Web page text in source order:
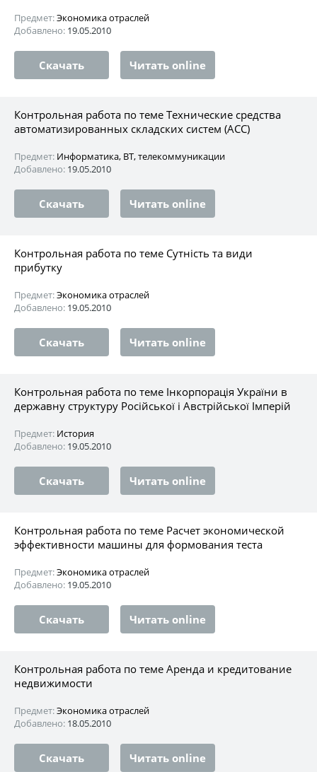
Предмет:Экономика отраслей
Добавлено: 19.05.2010
Скачать Читать online
Контрольная работа по теме Технические средства
автоматизированных складских систем (АСС)
Предмет: Информатика, ВТ, телекоммуникации
Добавлено: 19.05.2010
Скачать Читать online
Контрольная работа по теме Сутність та види
прибутку
Предмет:Экономика отраслей
Добавлено: 19.05.2010
Скачать Читать online
Контрольная работа по теме Інкорпорація України в
державну структуру Російської і Австрійської Імперій
Предмет: История
Добавлено: 19.05.2010
Скачать Читать online
Контрольная работа по теме Расчет экономической
эффективности машины для формования теста
Предмет:Экономика отраслей
Добавлено: 19.05.2010
Скачать Читать online
Контрольная работа по теме Аренда и кредитование
недвижимости
Предмет:Экономика отраслей
Добавлено: 18.05.2010
Скачать Читать online